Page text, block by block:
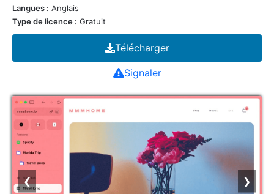
Langues : Anglais
Type de licence : Gratuit
Télécharger
Signaler
❮ ❯